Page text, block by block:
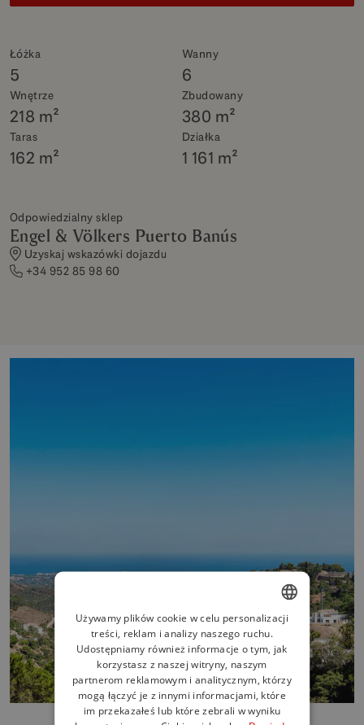
Łóżka
5
Wanny
6
Wnętrze
218 m²
Zbudowany
380 m²
Taras
162 m²
Działka
1 161 m²
Odpowiedzialny sklep
Engel & Völkers Puerto Banús
Uzyskaj wskazówki dojazdu
+34 952 85 98 60
ENGLISH
SPANISH
FRENCH
GERMAN
Używamy plików cookie w celu personalizacji
treści, reklam i analizy naszego ruchu.
Udostępniamy również informacje o tym, jak
korzystasz z naszej witryny, naszym
partnerom reklamowym i analitycznym, którzy
mogą łączyć je z innymi informacjami, które
im przekazałeś lub które zebrali w wyniku